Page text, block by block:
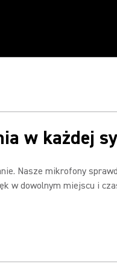
w każdej
Nasze mikrofony
w dowolnym miejscu i